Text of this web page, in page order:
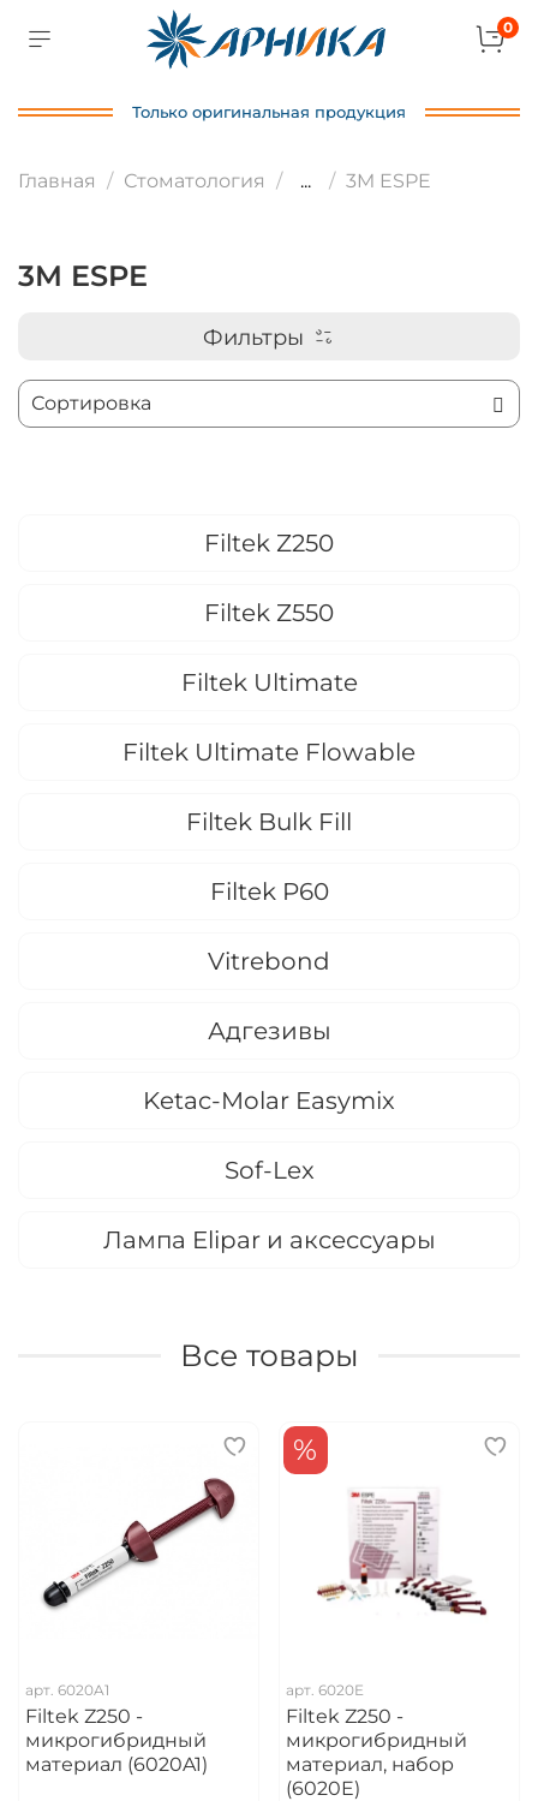
0
Только оригинальная продукция
Главная Стоматология ... 3M ESPE
3M ESPE
Фильтры
Filtek Z250
Filtek Z550
Filtek Ultimate
Filtek Ultimate Flowable
Filtek Bulk Fill
Filtek P60
Vitrebond
Адгезивы
Ketac-Molar Easymix
Sof-Lex
Лампа Elipar и аксессуары
Все товары
арт. 6020A1
Filtek Z250 -
микрогибридный
материал (6020A1)
%
арт. 6020E
Filtek Z250 -
микрогибридный
материал, набор
(6020E)